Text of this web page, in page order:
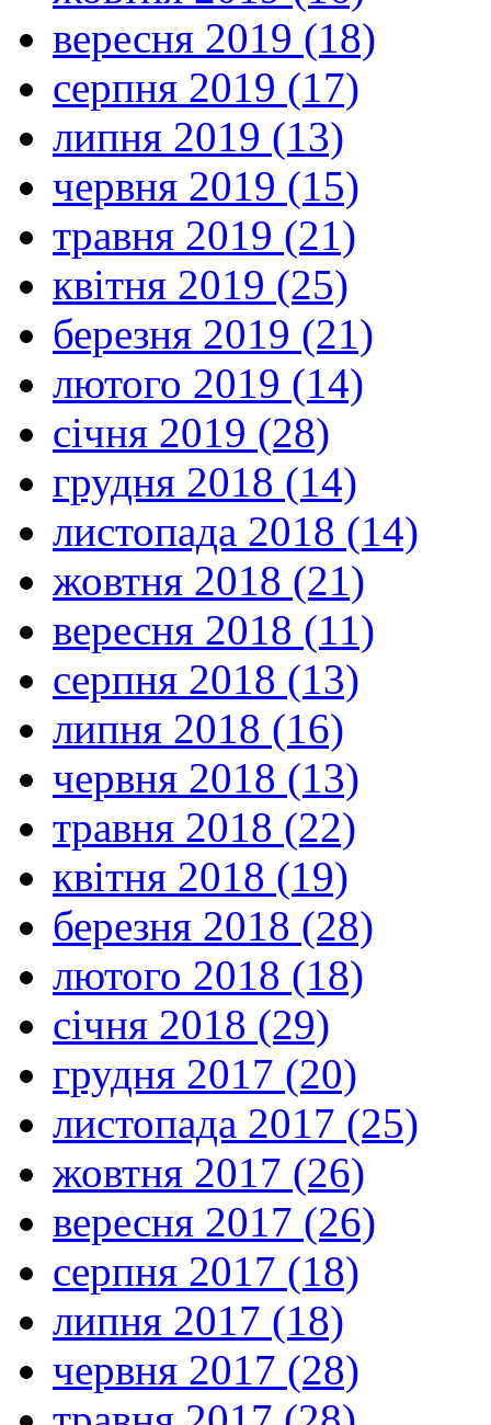
вересня 2019 (18)
серпня 2019 (17)
липня 2019 (13)
червня 2019 (15)
травня 2019 (21)
квітня 2019 (25)
березня 2019 (21)
лютого 2019 (14)
січня 2019 (28)
грудня 2018 (14)
листопада 2018 (14)
жовтня 2018 (21)
вересня 2018 (11)
серпня 2018 (13)
липня 2018 (16)
червня 2018 (13)
травня 2018 (22)
квітня 2018 (19)
березня 2018 (28)
лютого 2018 (18)
січня 2018 (29)
грудня 2017 (20)
листопада 2017 (25)
жовтня 2017 (26)
вересня 2017 (26)
серпня 2017 (18)
липня 2017 (18)
червня 2017 (28)